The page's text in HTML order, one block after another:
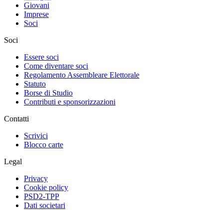
Giovani
Imprese
Soci
Soci
Essere soci
Come diventare soci
Regolamento Assembleare Elettorale
Statuto
Borse di Studio
Contributi e sponsorizzazioni
Contatti
Scrivici
Blocco carte
Legal
Privacy
Cookie policy
PSD2-TPP
Dati societari